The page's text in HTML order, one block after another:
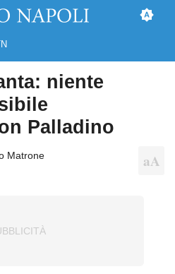
niente
Palladino
Matrone